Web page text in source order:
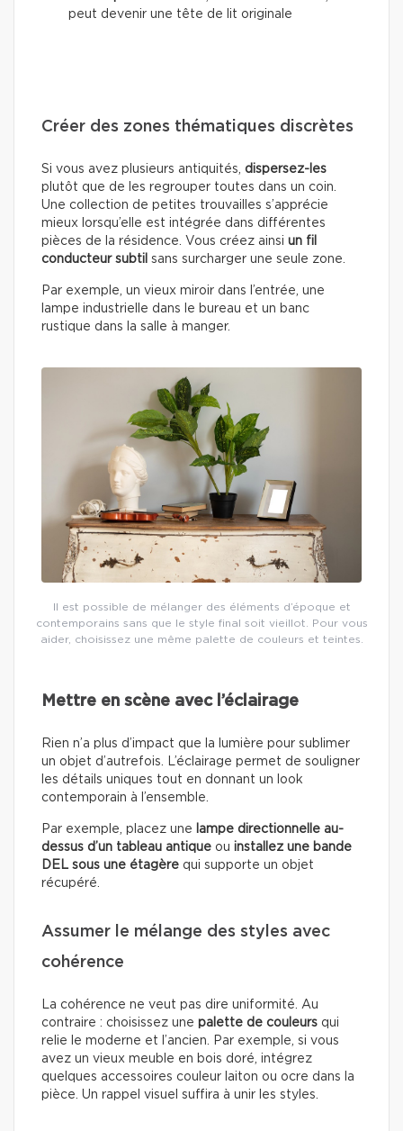
peut devenir une tête de lit originale
Créer des zones thématiques discrètes
Si vous avez plusieurs antiquités, dispersez-les
plutôt que de les regrouper toutes dans un coin.
Une collection de petites trouvailles s’apprécie
mieux lorsqu’elle est intégrée dans différentes
pièces de la résidence. Vous créez ainsi un fil
conducteur subtil sans surcharger une seule zone.
Par exemple, un vieux miroir dans l’entrée, une
lampe industrielle dans le bureau et un banc
rustique dans la salle à manger.
Il est possible de mélanger des éléments d’époque et
contemporains sans que le style final soit vieillot. Pour vous
aider, choisissez une même palette de couleurs et teintes.
Mettre en scène avec l’éclairage
Rien n’a plus d’impact que la lumière pour sublimer
un objet d’autrefois. L’éclairage permet de souligner
les détails uniques tout en donnant un look
contemporain à l’ensemble.
Par exemple, placez une
lampe directionnelle au-
dessus d’un tableau antique ou installez une bande
DEL sous une étagère qui supporte un objet
récupéré.
Assumer le mélange des styles avec
cohérence
La cohérence ne veut pas dire uniformité. Au
contraire : choisissez une palette de couleurs qui
relie le moderne et l’ancien. Par exemple, si vous
avez un vieux meuble en bois doré, intégrez
quelques accessoires couleur laiton ou ocre dans la
pièce. Un rappel visuel suffira à unir les styles.